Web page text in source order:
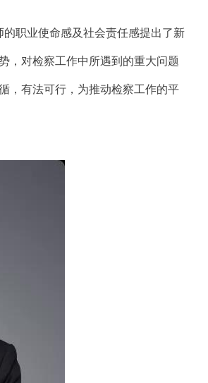
职业使命感及社会责任感提出了新
，对检察工作中所遇到的重大问题
，有法可行，为推动检察工作的平